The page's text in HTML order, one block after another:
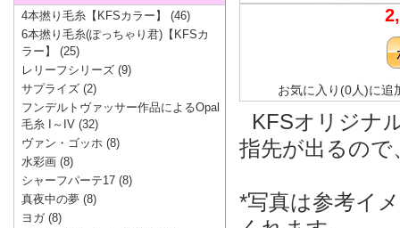
お気に入り(0人)に追
KFSオリジナ
指先が出るので
*写真は参考イ
4本撚り毛糸【KFSカラー】
(46)
6本撚り毛糸(ぽっちゃり君)【KFSカ
ラー】
(25)
レリーフシリーズ (9)
サプライズ (2)
フンデルトヴァッサー作品によるOpal
毛糸 I～IV (32)
ヴァン・ゴッホ (8)
水彩画 (8)
シャーフパーテ17 (8)
真夜中の夢 (8)
ヨガ(8)